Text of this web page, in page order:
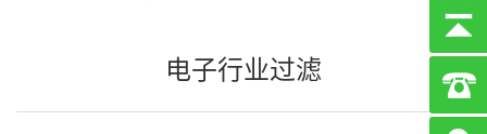
电子行业过滤